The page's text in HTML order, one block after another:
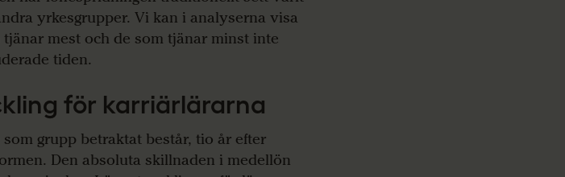
yrkesgrupper. Vi kan i analyserna visa
mest och de som tjänar minst inte
tiden.
för karriärlärarna
grupp betraktat består, tio år efter
Den absoluta skillnaden i medellön